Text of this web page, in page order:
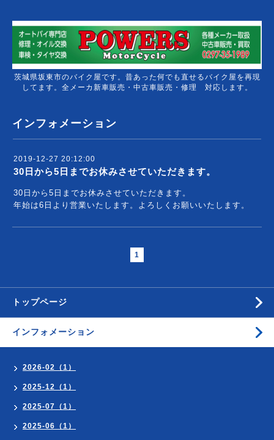
茨城県坂東市のバイク屋です。昔あった何でも直せるバイク屋を再現
してます。全メーカ新車販売・中古車販売・修理 対応します。
インフォメーション
2019-12-27 20:12:00
30日から5日までお休みさせていただきます。
30日から5日までお休みさせていただきます。
年始は6日より営業いたします。よろしくお願いいたします。
1
トップページ
インフォメーション
2026-02（1）
2025-12（1）
2025-07（1）
2025-06（1）